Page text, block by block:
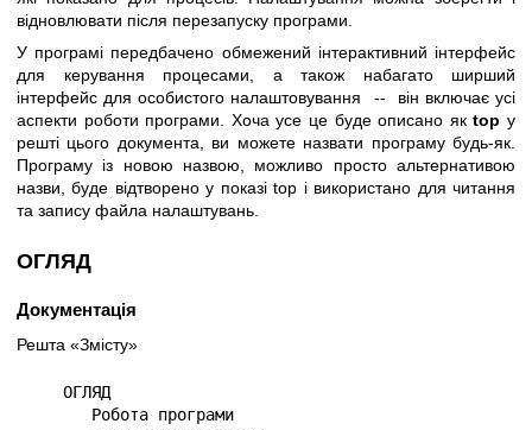
відновлювати після перезапуску програми.
У програмі передбачено обмежений інтерактивний інтерфейс
для керування процесами, а також набагато ширший
інтерфейс для особистого налаштовування -- він включає усі
аспекти роботи програми. Хоча усе це буде описано якtop у
решті цього документа, ви можете назвати програму будь-як.
Програму із новою назвою, можливо просто альтернативою
назви, буде відтворено у показі top і використано для читання
та запису файла налаштувань.
ОГЛЯД
Документація
Решта «Змісту»